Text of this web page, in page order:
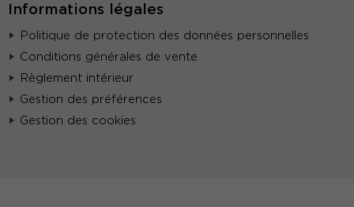
Informations légales
Politique de protection des données personnelles
Conditions générales de vente
Règlement intérieur
Gestion des préférences
Gestion des cookies